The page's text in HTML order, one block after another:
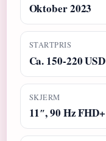
Oktober 2023
STARTPRIS
Ca. 150-220 USD
SKJERM
11″, 90 Hz FHD+